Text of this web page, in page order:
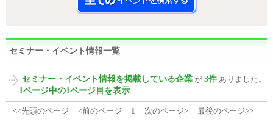
セミナー・イベント情報一覧
セミナー・イベント情報を掲載している企業 が 3件 ありました。
1ページ中の1ページ目を表示
<<先頭のページ <前のページ 1 次のページ> 最後のページ>>